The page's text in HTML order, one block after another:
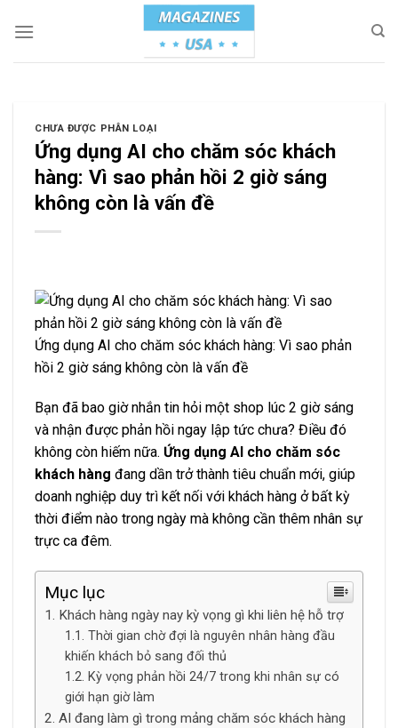
CHƯA ĐƯỢC PHÂN LOẠI
Ứng dụng AI cho chăm sóc khách
hàng: Vì sao phản hồi 2 giờ sáng
không còn là vấn đề
Ứng dụng AI cho chăm sóc khách hàng: Vì sao phản
hồi 2 giờ sáng không còn là vấn đề
Bạn đã bao giờ nhắn tin hỏi một shop lúc 2 giờ sáng
và nhận được phản hồi ngay lập tức chưa? Điều đó
không còn hiếm nữa. Ứng dụng AI cho chăm sóc
khách hàng đang dần trở thành tiêu chuẩn mới, giúp
doanh nghiệp duy trì kết nối với khách hàng ở bất kỳ
thời điểm nào trong ngày mà không cần thêm nhân sự
trực ca đêm.
Mục lục
Khách hàng ngày nay kỳ vọng gì khi liên hệ hỗ trợ
Thời gian chờ đợi là nguyên nhân hàng đầu
khiến khách bỏ sang đối thủ
Kỳ vọng phản hồi 24/7 trong khi nhân sự có
giới hạn giờ làm
AI đang làm gì trong mảng chăm sóc khách hàng